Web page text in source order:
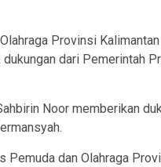
Provinsi
dari Pemerintah
Noor memberikan
Pemuda dan Olahraga